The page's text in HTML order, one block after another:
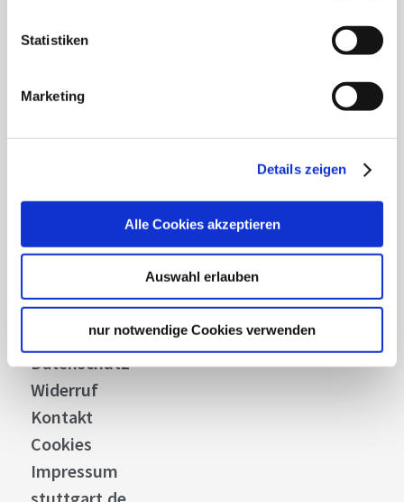
Statistiken
Marketing
Details zeigen
Alle Cookies akzeptieren
Auswahl erlauben
nur notwendige Cookies verwenden
Stellenangebote
Business
Stuttgart Convention Bureau
Bilddatenbank
Allgemeine Geschäftsbedingungen
Datenschutz
Widerruf
Kontakt
Cookies
Impressum